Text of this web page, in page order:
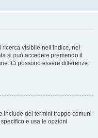
visibile nell’Indice, nei
si può accedere premendo il
Ci possono essere differenze
include dei termini troppo comuni
e usa le opzioni